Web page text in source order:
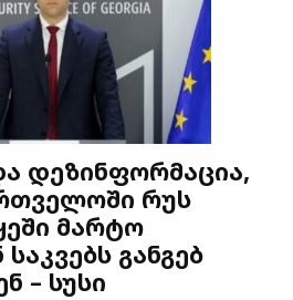
დეზინფორმაცია,
რუს
მარტო
განგებ
– სუსი